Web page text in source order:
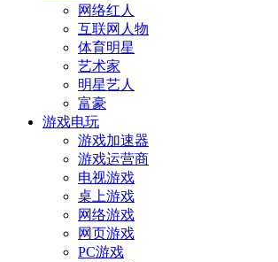
网络红人
互联网人物
体育明星
艺术家
明星艺人
富豪
游戏电玩
游戏加速器
游戏运营商
电视游戏
桌上游戏
网络游戏
网页游戏
PC游戏